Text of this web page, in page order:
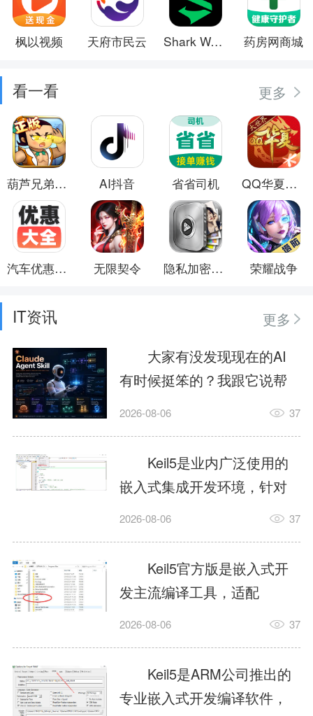
枫以视频 天府市民云 Shark Wear 药房网商城
看一看 更多
葫芦兄弟：七子降妖 AI抖音 省省司机 QQ华夏手游
汽车优惠大全 无限契令 隐私加密保险箱 荣耀战争
IT资讯
更多
大家有没发现现在的AI
有时候挺笨的？我跟它说帮
我订个明天早上的闹钟，它
这样？因为AI，就是个只会
耍嘴皮子的书呆子。它脑子
里有海量知识，但没有真正
激发出来实力。而
AgentSkill，就是给AI大脑装
上的一双机械手，它真的能
解决很多问题。1什么是
AgentSkillSkill指...
2026-08-06 37
Keil5是业内广泛使用的
嵌入式集成开发环境，针对
ARM、51内核单片机提供编
力，代码编译稳定，调试工
具成熟，大量开源项目基于
该平台开发。新项目需要单
独下载对应芯片支持包，新
手配置难度较高，正版商业
授权费用不菲，未授权版本
存在程序容量限制，适合硬
2026-08-06 37
Keil5官方版是嵌入式开
发主流编译工具，适配
STM32、51单片机等多款芯
在线调试、代码仿真，兼容
众多厂商芯片安装包。软件
需要手动添加器件库，初次
2026-08-06 37
Keil5是ARM公司推出的
专业嵌入式开发编译软件，